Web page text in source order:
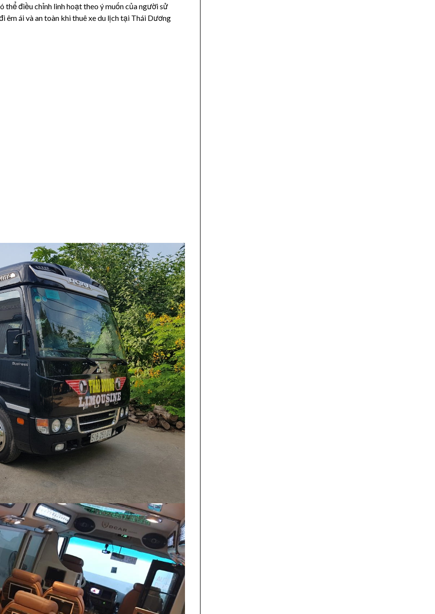
thể điều chỉnh linh hoạt theo ý muốn của người sử
êm ái và an toàn khi thuê xe du lịch tại Thái Dương